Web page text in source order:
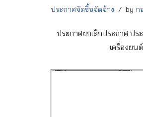
ประกาศจัดซื้อจัดจ้าง by ก
ประกาศยกเลิกประกาศ ป
เครื่องยน